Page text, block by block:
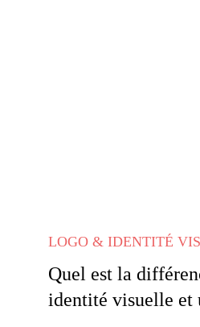
LOGO & IDENTITÉ
Quel est la
identité visuelle et